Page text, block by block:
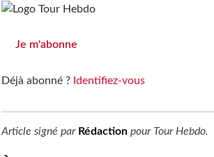
Je m'abonne
Déjà abonné ? Identifiez-vous
Article signé par Rédactionpour Tour Hebdo.